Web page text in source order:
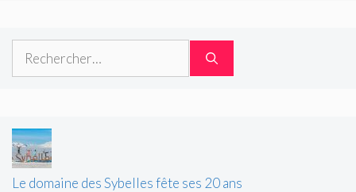
Le domaine des Sybelles fête ses 20 ans